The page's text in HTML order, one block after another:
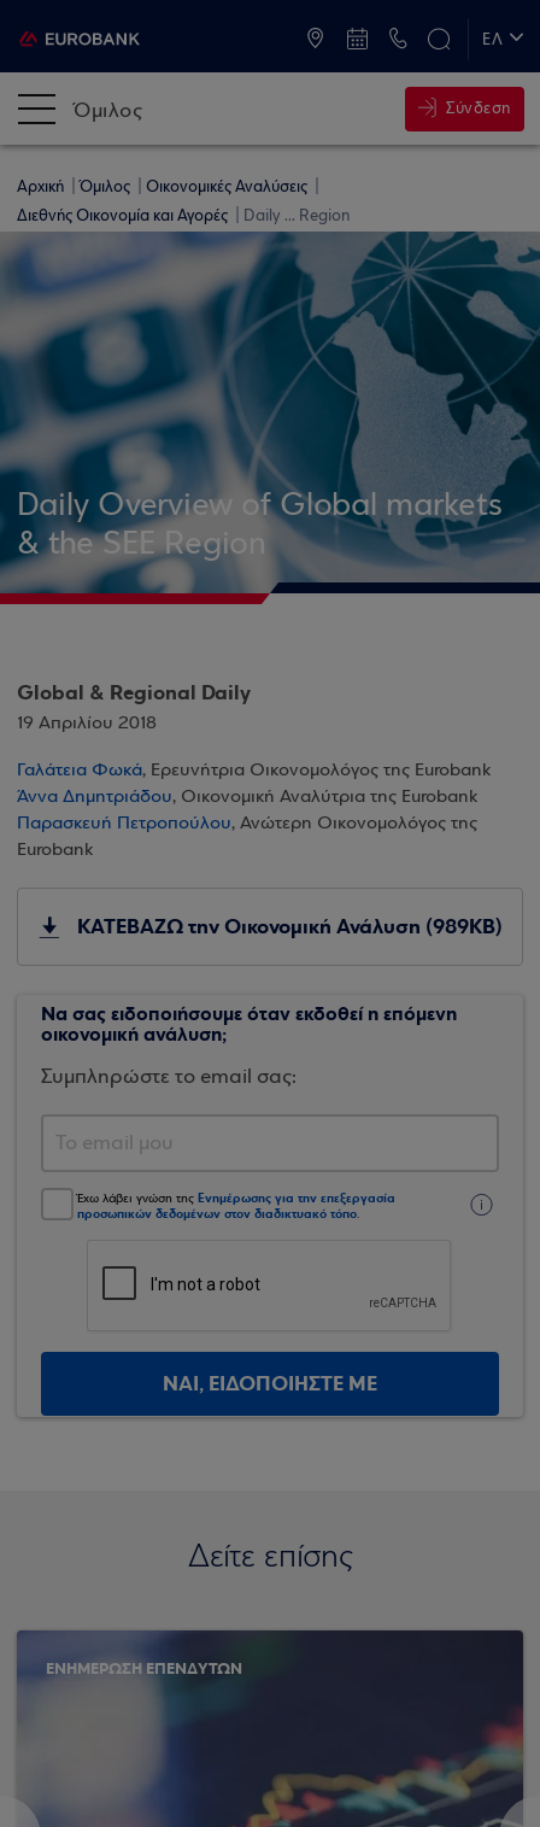
ΕΛ
Όμιλος Σύνδεση
Αρχική Όμιλος
Οικονομικές Αναλύσεις
Διεθνής Οικονομία και Αγορές
Daily ... Region
Daily Overview of Global markets
& the SEE Region
Global & Regional Daily
19 Απριλίου 2018
Γαλάτεια Φωκά, Ερευνήτρια Οικονομολόγος της Eurobank
Άννα Δημητριάδου, Οικονομική Αναλύτρια της Eurobank
Παρασκευή Πετροπούλου, Ανώτερη Οικονομολόγος της
Eurobank
ΚΑΤΕΒΑΖΩ την Οικονομική Ανάλυση (989KB)
Να σας ειδοποιήσουμε όταν εκδοθεί η επόμενη
οικονομική ανάλυση;
Συμπληρώστε το email σας:
Έχω λάβει γνώση της Ενημέρωσης για την επεξεργασία
προσωπικών δεδομένων στον διαδικτυακό τόπο.
ΝΑΙ, ΕΙΔΟΠΟΙΗΣΤΕ ΜΕ
Δείτε επίσης
ΕΝΗΜΕΡΩΣΗ ΕΠΕΝΔΥΤΩΝ